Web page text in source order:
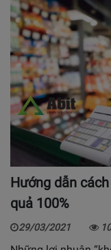
Hướng dẫn
quả 100%
29/03/2021